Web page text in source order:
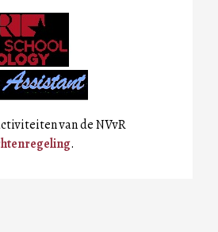
van de NVvR
.